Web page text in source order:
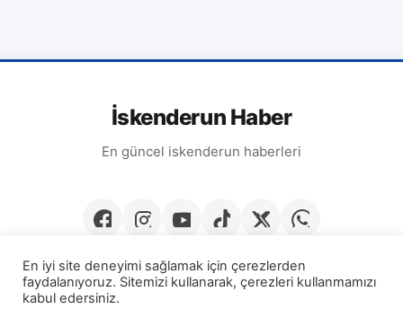
İskenderun Haber
En güncel iskenderun haberleri
En iyi site deneyimi sağlamak için çerezlerden
faydalanıyoruz. Sitemizi kullanarak, çerezleri kullanmamızı
kabul edersiniz.